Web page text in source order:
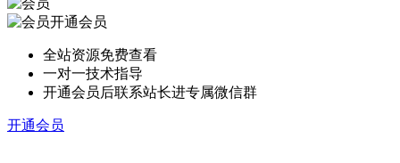
开通会员
全站资源免费查看
一对一技术指导
开通会员后联系站长进专属微信群
开通会员